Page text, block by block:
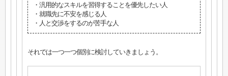
・汎用的なスキルを習得することを優先したい人
・就職先に不安を感じる人
・人と交渉をするのが苦手な人
それでは一つ一つ個別に検討していきましょう。